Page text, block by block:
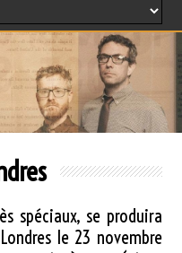
spéciaux, se produira
le 23 novembre